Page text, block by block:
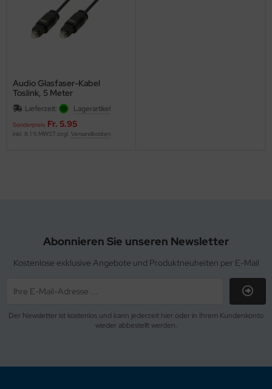
Audio Glasfaser-Kabel
Toslink, 5 Meter
Lieferzeit: Lagerartikel
Sonderpreis Fr. 5.95
inkl. 8.1 % MWST zzgl. Versandkosten
Abonnieren Sie unseren Newsletter
Kostenlose exklusive Angebote und Produktneuheiten per E-Mail
Der Newsletter ist kostenlos und kann jederzeit hier oder in Ihrem Kundenkonto
wieder abbestellt werden.